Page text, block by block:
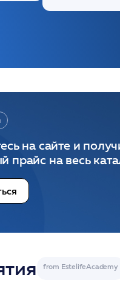
на сайте и
прайс на весь